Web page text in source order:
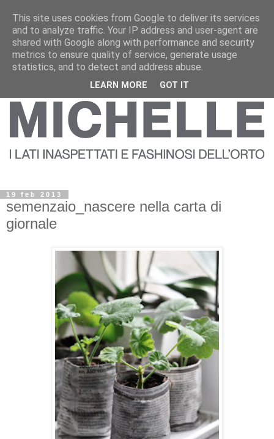
19 feb 2013
semenzaio_nascere nella carta di
giornale
This site uses cookies from Google to deliver its services
and to analyze traffic. Your IP address and user-agent are
shared with Google along with performance and security
metrics to ensure quality of service, generate usage
statistics, and to detect and address abuse.
LEARN MORE GOT IT